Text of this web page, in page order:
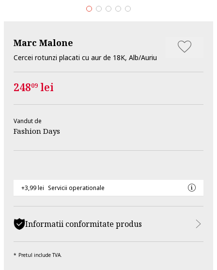
Marc Malone
Cercei rotunzi placati cu aur de 18K, Alb/Auriu
24809 lei
Vandut de
Fashion Days
+3,99 lei Servicii operationale
Informatii conformitate produs
Pretul include TVA.